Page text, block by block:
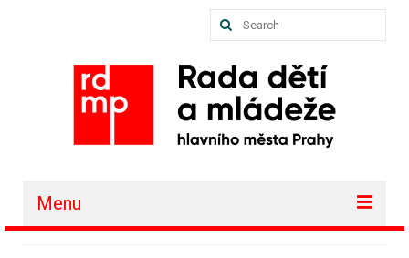
Search
Menu